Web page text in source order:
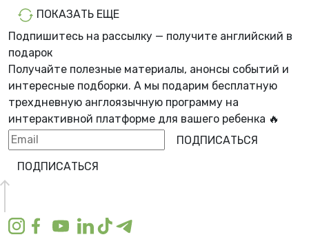
ПОКАЗАТЬ ЕЩЕ
Подпишитесь на рассылку — получите английский в
подарок
Получайте полезные материалы, анонсы событий и
интересные подборки. А мы подарим бесплатную
трехдневную англоязычную программу на
интерактивной платформе для вашего ребенка 🔥
ПОДПИСАТЬСЯ
ПОДПИСАТЬСЯ